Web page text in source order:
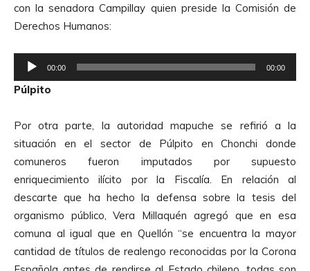
con la senadora Campillay quien preside la Comisión de
Derechos Humanos:
e
p
o
d
u
c
t
o
r
d
00:00 00:00
Púlpito
Por otra parte, la autoridad mapuche se refirió a la
situación en el sector de Púlpito en Chonchi donde
comuneros fueron imputados por supuesto
enriquecimiento ilícito por la Fiscalía. En relación al
descarte que ha hecho la defensa sobre la tesis del
organismo público, Vera Millaquén agregó que en esa
comuna al igual que en Quellón “se encuentra la mayor
cantidad de títulos de realengo reconocidas por la Corona